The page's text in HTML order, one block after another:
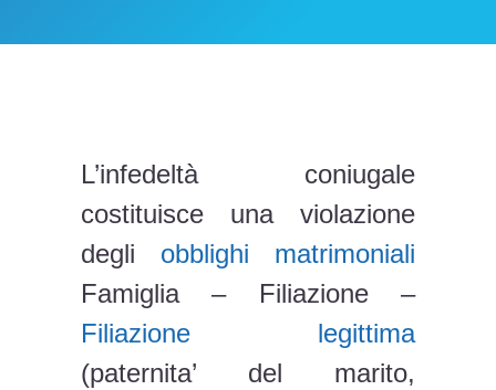
L’infedeltà coniugale
costituisce una violazione
degli obblighi matrimoniali
Famiglia – Filiazione –
Filiazione legittima
(paternita’ del marito,